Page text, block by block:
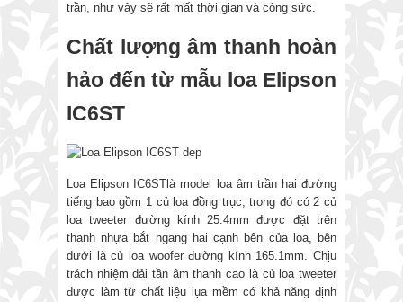
trần, như vậy sẽ rất mất thời gian và công sức.
Chất lượng âm thanh hoàn
hảo đến từ mẫu loa Elipson
IC6ST
Loa Elipson IC6STlà model loa âm trần hai đường
tiếng bao gồm 1 củ loa đồng trục, trong đó có 2 củ
loa tweeter đường kính 25.4mm được đặt trên
thanh nhựa bắt ngang hai cạnh bên của loa, bên
dưới là củ loa woofer đường kính 165.1mm. Chịu
trách nhiệm dải tần âm thanh cao là củ loa tweeter
được làm từ chất liệu lụa mềm có khả năng định